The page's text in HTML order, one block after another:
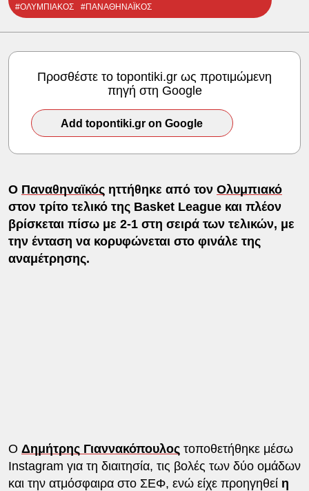
#ΟΛΥΜΠΙΑΚΟΣ
#ΠΑΝΑΘΗΝΑΪΚΟΣ
Προσθέστε το topontiki.gr ως προτιμώμενη
πηγή στη Google
Add topontiki.gr on Google
Ο Παναθηναϊκόςηττήθηκε από τον Ολυμπιακό
στον τρίτο τελικό της Basket League και πλέον
βρίσκεται πίσω με 2-1 στη σειρά των τελικών, με
την ένταση να κορυφώνεται στο φινάλε της
αναμέτρησης.
Ο Δημήτρης Γιαννακόπουλος τοποθετήθηκε μέσω
Instagram για τη διαιτησία, τις βολές των δύο ομάδων
και την ατμόσφαιρα στο ΣΕΦ, ενώ είχε προηγηθεί η